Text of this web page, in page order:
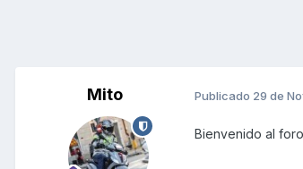
Mito Publicado 29 de
Bienvenido al